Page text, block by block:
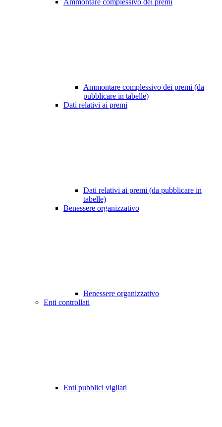
Ammontare complessivo dei premi
Ammontare complessivo dei premi (da
pubblicare in tabelle)
Dati relativi ai premi
Dati relativi ai premi (da pubblicare in
tabelle)
Benessere organizzativo
Benessere organizzativo
Enti controllati
Enti pubblici vigilati